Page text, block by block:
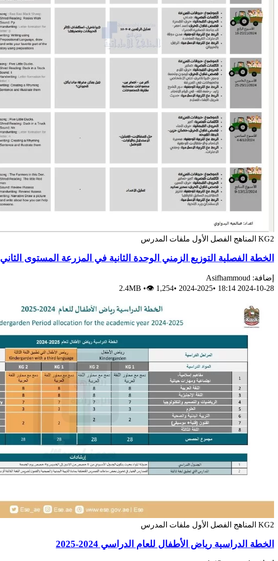
KG2 المناهج الفصل الأول ملفات المدرس
الخطة الفصلية التوزيع الزمني الوحدة الثانية في المزرعة المستوى الثاني
إضافة: Asifhammoud
2024-10-28 18:14
•
2024-2025
•
2.4MB •👁 1,254
KG2 المناهج الفصل الأول ملفات المدرس
الخطة الدراسية رياض الأطفال للعام الدراسي 2024-2025